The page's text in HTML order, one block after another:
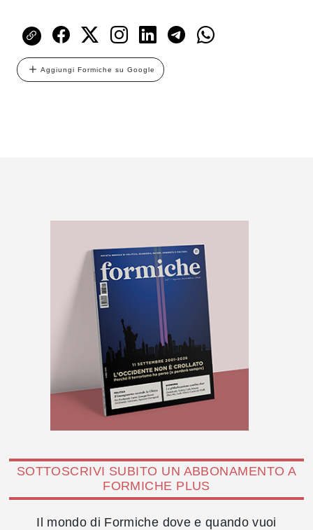
Aggiungi Formiche su Google
SOTTOSCRIVI SUBITO UN ABBONAMENTO A
FORMICHE PLUS
Il mondo di Formiche dove e quando vuoi